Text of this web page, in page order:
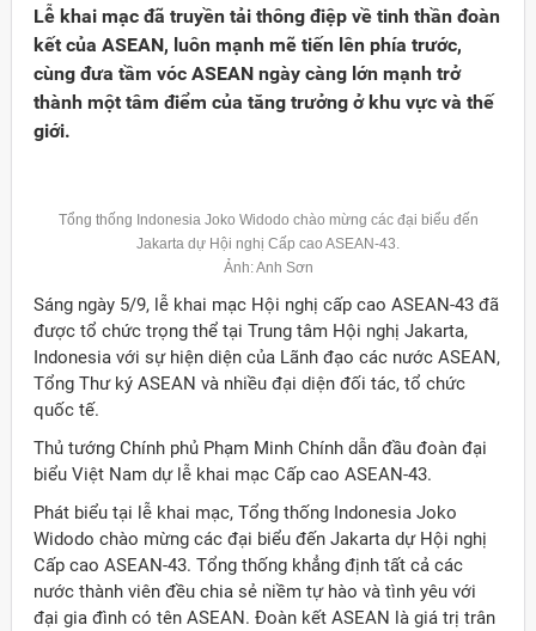
Lễ khai mạc đã truyền tải thông điệp về tinh thần đoàn
kết của ASEAN, luôn mạnh mẽ tiến lên phía trước,
cùng đưa tầm vóc ASEAN ngày càng lớn mạnh trở
thành một tâm điểm của tăng trưởng ở khu vực và thế
giới.
Tổng thống Indonesia Joko Widodo chào mừng các đại biểu đến
Jakarta dự Hội nghị Cấp cao ASEAN-43.
Ảnh: Anh Sơn
Sáng ngày 5/9, lễ khai mạc Hội nghị cấp cao ASEAN-43 đã
được tổ chức trọng thể tại Trung tâm Hội nghị Jakarta,
Indonesia với sự hiện diện của Lãnh đạo các nước ASEAN,
Tổng Thư ký ASEAN và nhiều đại diện đối tác, tổ chức
quốc tế.
Thủ tướng Chính phủ Phạm Minh Chính dẫn đầu đoàn đại
biểu Việt Nam dự lễ khai mạc Cấp cao ASEAN-43.
Phát biểu tại lễ khai mạc, Tổng thống Indonesia Joko
Widodo chào mừng các đại biểu đến Jakarta dự Hội nghị
Cấp cao ASEAN-43. Tổng thống khẳng định tất cả các
nước thành viên đều chia sẻ niềm tự hào và tình yêu với
đại gia đình có tên ASEAN. Đoàn kết ASEAN là giá trị trân